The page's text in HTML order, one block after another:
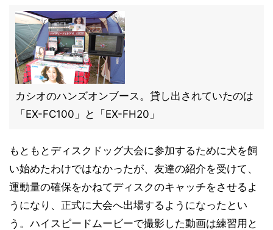
カシオのハンズオンブース。貸し出されていたのは
「EX-FC100」と「EX-FH20」
もともとディスクドッグ大会に参加するために犬を飼
い始めたわけではなかったが、友達の紹介を受けて、
運動量の確保をかねてディスクのキャッチをさせるよ
うになり、正式に大会へ出場するようになったとい
う。ハイスピードムービーで撮影した動画は練習用と